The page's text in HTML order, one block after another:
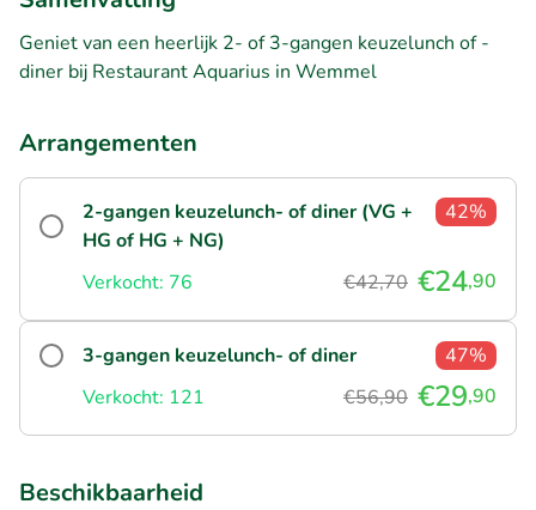
Geniet van een heerlijk 2- of 3-gangen keuzelunch of -
diner bij Restaurant Aquarius in Wemmel
Arrangementen
2-gangen keuzelunch- of diner (VG +
HG of HG + NG)
42%
Verkocht: 76 €42,70 €24,90
3-gangen keuzelunch- of diner
47%
Verkocht: 121
€56,90 €29,90
Beschikbaarheid